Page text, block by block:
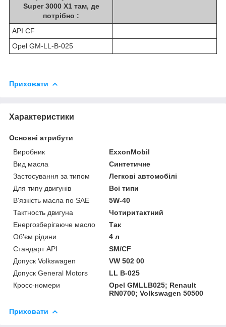
Super 3000 X1 там, де
потрібно :
API CF
Opel GM-LL-B-025
Приховати
Характеристики
Основні атрибути
Виробник
ExxonMobil
Вид масла
Синтетичне
Застосування за типом
Легкові автомобілі
Для типу двигунів
Всі типи
В'язкість масла по SAE
5W-40
Тактность двигуна
Чотиритактний
Енергозберігаюче масло
Так
Об'єм рідини
4 л
Стандарт API
SM/CF
Допуск Volkswagen
VW 502 00
Допуск General Motors
LL B-025
Кросс-номери
Opel GMLLB025; Renault
RN0700; Volkswagen 50500
Приховати